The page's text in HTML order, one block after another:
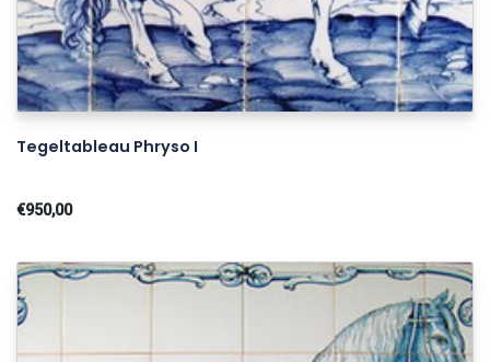
Tegeltableau Phryso I
€950,00